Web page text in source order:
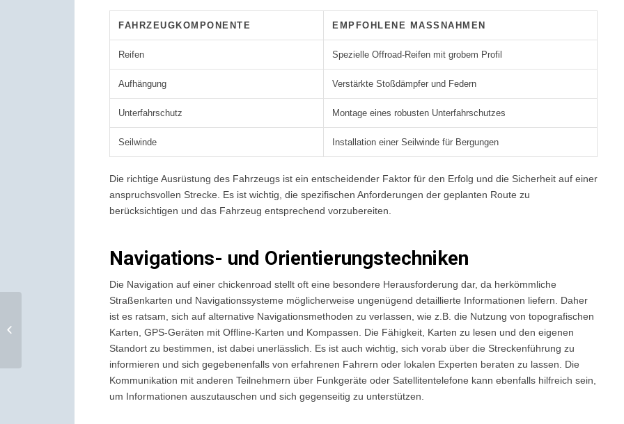
FAHRZEUGKOMPONENTE EMPFOHLENE MASSNAHMEN
Reifen Spezielle Offroad-Reifen mit grobem Profil
Aufhängung Verstärkte Stoßdämpfer und Federn
Unterfahrschutz Montage eines robusten Unterfahrschutzes
Seilwinde Installation einer Seilwinde für Bergungen
Die richtige Ausrüstung des Fahrzeugs ist ein entscheidender Faktor für den Erfolg und die Sicherheit auf einer
anspruchsvollen Strecke. Es ist wichtig, die spezifischen Anforderungen der geplanten Route zu
berücksichtigen und das Fahrzeug entsprechend vorzubereiten.
Navigations- und Orientierungstechniken
Die Navigation auf einer chickenroad stellt oft eine besondere Herausforderung dar, da herkömmliche
Straßenkarten und Navigationssysteme möglicherweise ungenügend detaillierte Informationen liefern. Daher
ist es ratsam, sich auf alternative Navigationsmethoden zu verlassen, wie z.B. die Nutzung von topografischen
Karten, GPS-Geräten mit Offline-Karten und Kompassen. Die Fähigkeit, Karten zu lesen und den eigenen
Standort zu bestimmen, ist dabei unerlässlich. Es ist auch wichtig, sich vorab über die Streckenführung zu
informieren und sich gegebenenfalls von erfahrenen Fahrern oder lokalen Experten beraten zu lassen. Die
Kommunikation mit anderen Teilnehmern über Funkgeräte oder Satellitentelefone kann ebenfalls hilfreich sein,
um Informationen auszutauschen und sich gegenseitig zu unterstützen.
Successful strategies alongside
felixspin for elevated casino